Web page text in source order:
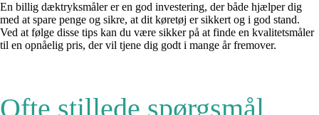
En billig dæktryksmåler er en god investering, der både hjælper dig
med at spare penge og sikre, at dit køretøj er sikkert og i god stand.
Ved at følge disse tips kan du være sikker på at finde en kvalitetsmåler
til en opnåelig pris, der vil tjene dig godt i mange år fremover.
Ofte stillede spørgsmål